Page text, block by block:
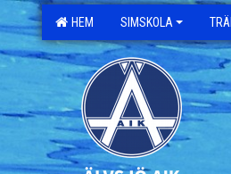
HEM SIMSKOLA